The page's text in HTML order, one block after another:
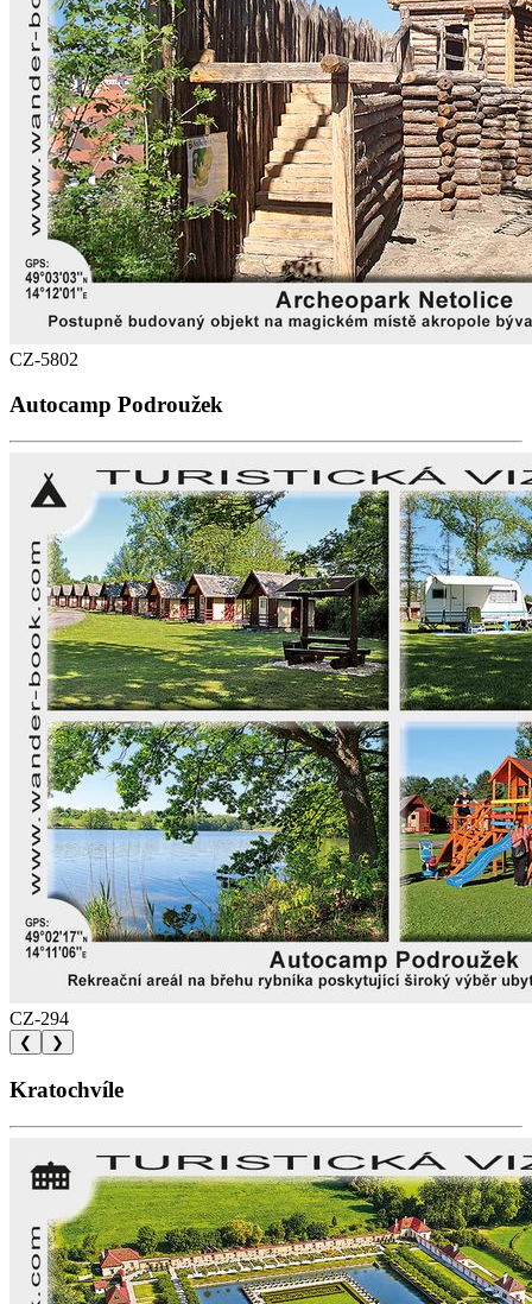
CZ-5802
Autocamp Podroužek
CZ-294
❮ ❯
Kratochvíle